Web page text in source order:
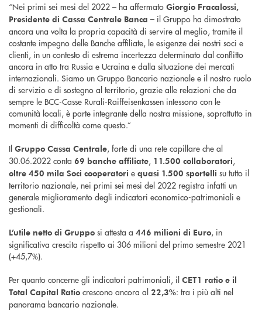
“Nei primi sei mesi del 2022 – ha affermato Giorgio Fracalossi,
Presidente di Cassa Centrale Banca – il Gruppo ha dimostrato
ancora una volta la propria capacità di servire al meglio, tramite il
costante impegno delle Banche affiliate, le esigenze dei nostri soci e
clienti, in un contesto di estrema incertezza determinato dal conflitto
ancora in atto tra Russia e Ucraina e dalla situazione dei mercati
internazionali. Siamo un Gruppo Bancario nazionale e il nostro ruolo
di servizio e di sostegno al territorio, grazie alle relazioni che da
sempre le BCC-Casse Rurali-Raiffeisenkassen intessono con le
comunità locali, è parte integrante della nostra missione, soprattutto in
momenti di difficoltà come questo.”
Il Gruppo Cassa Centrale, forte di una rete capillare che al
30.06.2022 conta 69 banche affiliate, 11.500 collaboratori,
oltre 450 mila Soci cooperatori e quasi 1.500 sportelli su tutto il
territorio nazionale, nei primi sei mesi del 2022 registra infatti un
generale miglioramento degli indicatori economico-patrimoniali e
gestionali.
L’utile netto di Gruppo si attesta a 446 milioni di Euro, in
significativa crescita rispetto ai 306 milioni del primo semestre 2021
(+45,7%).
Per quanto concerne gli indicatori patrimoniali, il CET1 ratio e il
Total Capital Ratio crescono ancora al 22,3%: tra i più alti nel
panorama bancario nazionale.